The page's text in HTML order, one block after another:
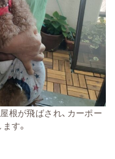
根が飛ばされ、カーポー
す。